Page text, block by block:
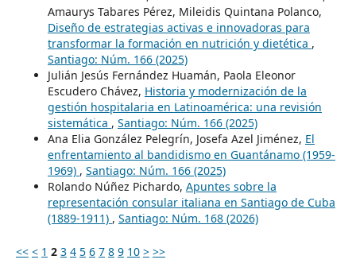
Amaurys Tabares Pérez, Mileidis Quintana Polanco,
Diseño de estrategias activas e innovadoras para
transformar la formación en nutrición y dietética ,
Santiago: Núm. 166 (2025)
Julián Jesús Fernández Huamán, Paola Eleonor
Escudero Chávez, Historia y modernización de la
gestión hospitalaria en Latinoamérica: una revisión
sistemática , Santiago: Núm. 166 (2025)
Ana Elia González Pelegrín, Josefa Azel Jiménez, El
enfrentamiento al bandidismo en Guantánamo (1959-
1969) , Santiago: Núm. 166 (2025)
Rolando Núñez Pichardo, Apuntes sobre la
representación consular italiana en Santiago de Cuba
(1889-1911) , Santiago: Núm. 168 (2026)
<< < 1 2 3 4 5 6 7 8 9 10 > >>